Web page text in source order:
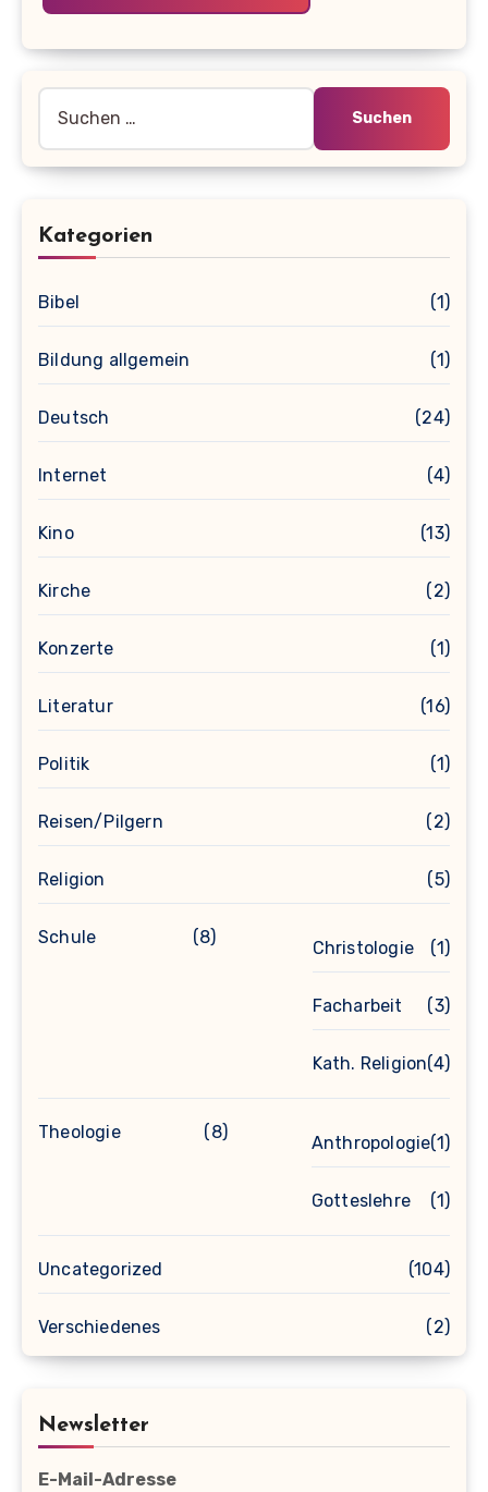
nach:
Kategorien
Bibel (1)
Bildung allgemein (1)
Deutsch (24)
Internet (4)
Kino (13)
Kirche (2)
Konzerte (1)
Literatur (16)
Politik (1)
Reisen/Pilgern (2)
Religion (5)
Schule (8)
Christologie (1)
Facharbeit (3)
Kath. Religion(4)
Theologie (8)
Anthropologie(1)
Gotteslehre (1)
Uncategorized (104)
Verschiedenes (2)
Newsletter
E-Mail-Adresse